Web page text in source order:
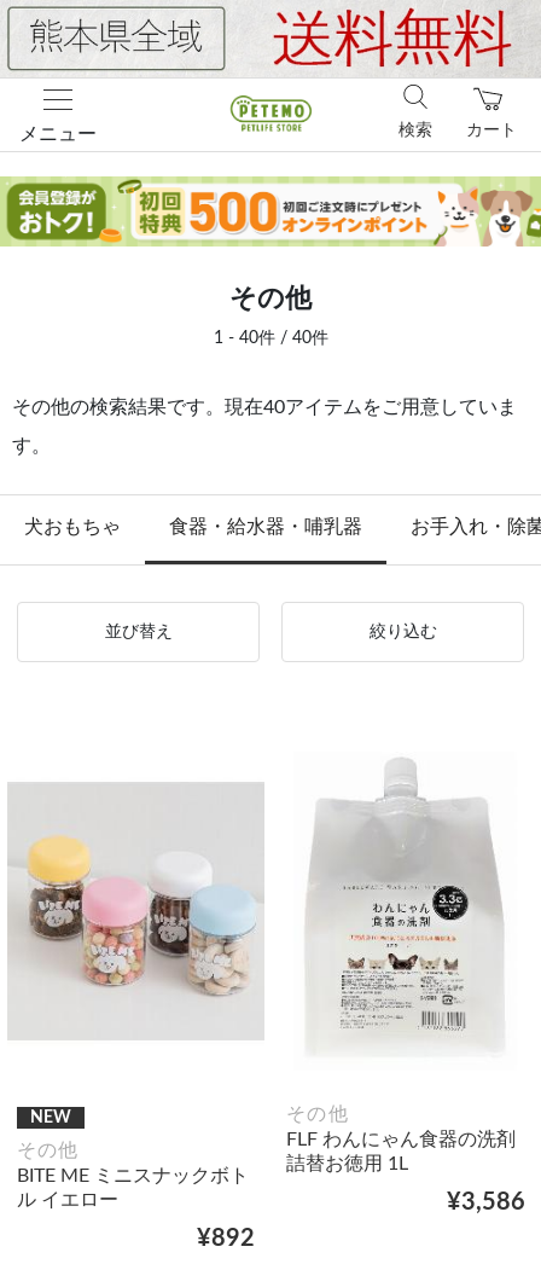
メニュー カート
検索
その他
1 - 40件 / 40件
その他の検索結果です。現在40アイテムをご用意していま
す。
犬おもちゃ 食器・給水器・哺乳器 お手入れ・除
並び替え 絞り込む
NEW
その他
BITE ME ミニスナックボト
ル イエロー
¥892
その他
FLF わんにゃん食器の洗剤
詰替お徳用 1L
¥3,586